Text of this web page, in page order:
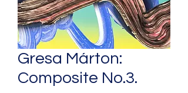
Gresa Márton:
Composite No.3.